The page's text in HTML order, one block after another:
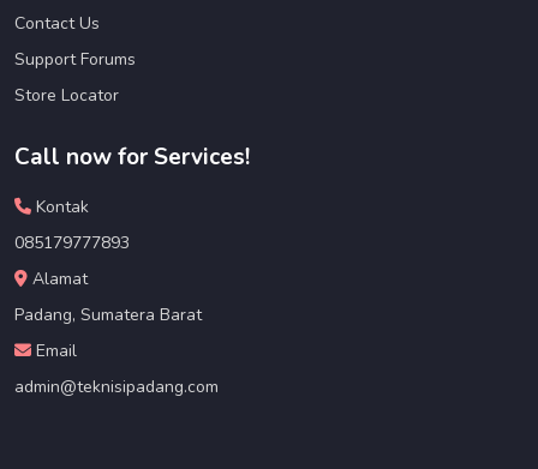
Contact Us
Support Forums
Store Locator
Call now for Services!
Kontak
085179777893
Alamat
Padang, Sumatera Barat
Email
admin@teknisipadang.com